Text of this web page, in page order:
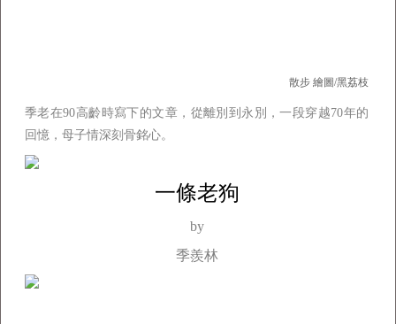
散步 繪圖/黑荔枝
季老在90高齡時寫下的文章，從離別到永別，一段穿越70年的
回憶，母子情深刻骨銘心。
一條老狗
by
季羨林